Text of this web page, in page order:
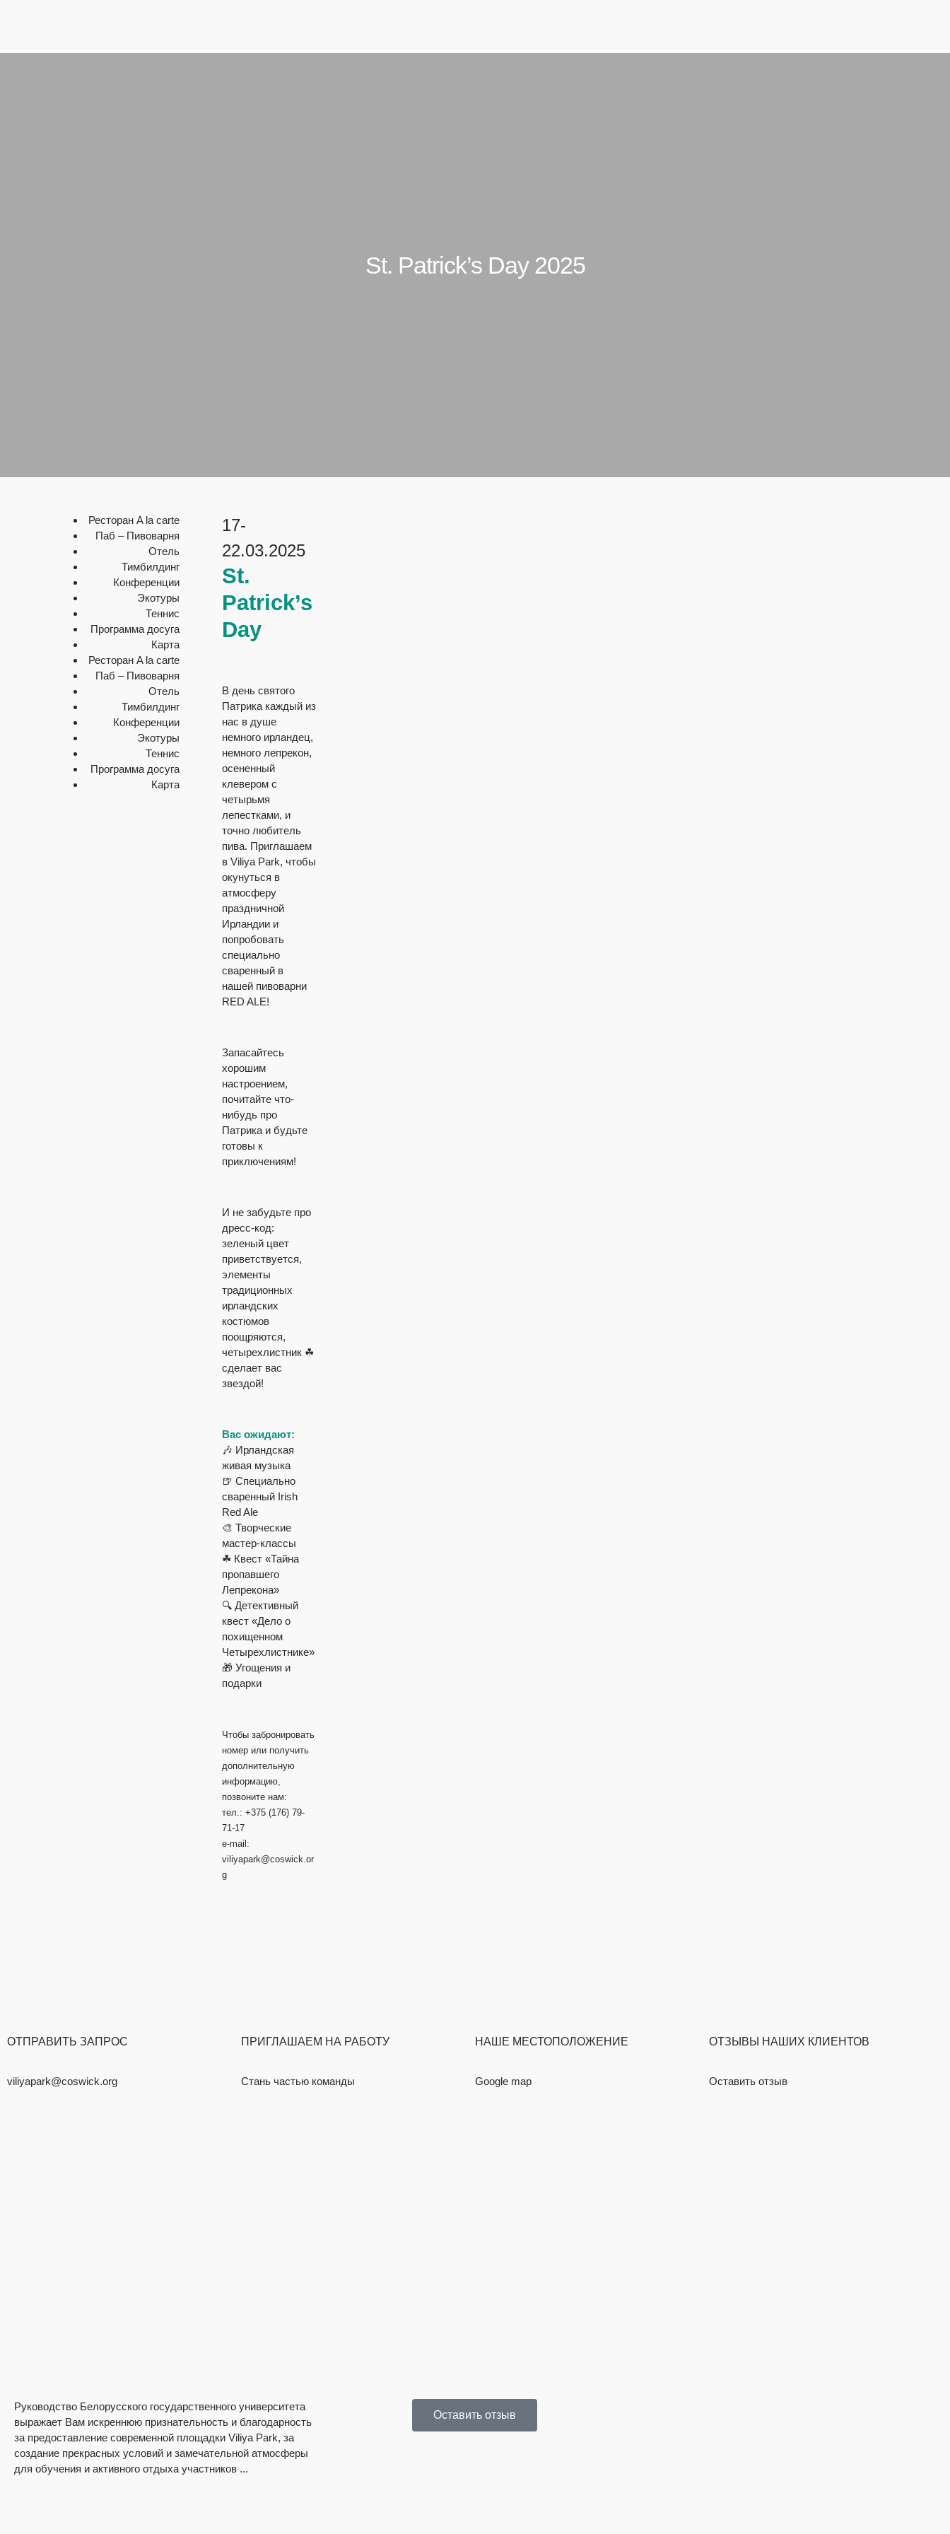
St. Patrick’s Day 2025
Ресторан A la carte
Паб – Пивоварня
Отель
Тимбилдинг
Конференции
Экотуры
Теннис
Программа досуга
Карта
Ресторан A la carte
Паб – Пивоварня
Отель
Тимбилдинг
Конференции
Экотуры
Теннис
Программа досуга
Карта
17-
22.03.2025
St.
Patrick’s
Day
В день святого
Патрика каждый из
нас в душе
немного ирландец,
немного лепрекон,
осененный
клевером с
четырьмя
лепестками, и
точно любитель
пива. Приглашаем
в Viliya Park, чтобы
окунуться в
атмосферу
праздничной
Ирландии и
попробовать
специально
сваренный в
нашей пивоварни
RED ALE!
Запасайтесь
хорошим
настроением,
почитайте что-
нибудь про
Патрика и будьте
готовы к
приключениям!
И не забудьте про
дресс-код:
зеленый цвет
приветствуется,
элементы
традиционных
ирландских
костюмов
поощряются,
четырехлистник ☘
сделает вас
звездой!
Вас ожидают:
🎶 Ирландская
живая музыка
🍺 Специально
сваренный Irish
Red Ale⠀
🎨 Творческие
мастер-классы
☘ Квест «Тайна
пропавшего
Лепрекона»
🔍 Детективный
квест «Дело о
похищенном
Четырехлистнике»
🎁 Угощения и
подарки
Чтобы забронировать
номер или получить
дополнительную
информацию,
позвоните нам:
тел.: +375 (176) 79-
71-17
e-mail:
viliyapark@coswick.or
g
ОТПРАВИТЬ ЗАПРОС
viliyapark@coswick.org
ПРИГЛАШАЕМ НА РАБОТУ
Стань частью команды
НАШЕ МЕСТОПОЛОЖЕНИЕ
Google map
ОТЗЫВЫ НАШИХ КЛИЕНТОВ
Оставить отзыв
Руководство Белорусского государственного университета
выражает Вам искреннюю признательность и благодарность
за предоставление современной площадки Viliya Park, за
создание прекрасных условий и замечательной атмосферы
для обучения и активного отдыха участников ...
Порадовало больше количество развлечений. Отдельно
Оставить отзыв